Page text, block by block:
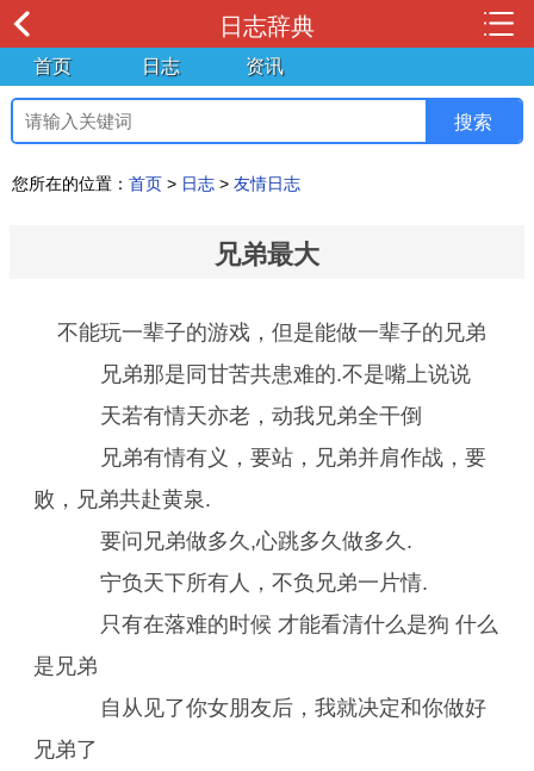
日志辞典
首页 日志 资讯
您所在的位置： 首页 > 日志 > 友情日志
兄弟最大
不能玩一辈子的游戏，但是能做一辈子的兄弟
兄弟那是同甘苦共患难的.不是嘴上说说
天若有情天亦老，动我兄弟全干倒
兄弟有情有义，要站，兄弟并肩作战，要
败，兄弟共赴黄泉.
要问兄弟做多久,心跳多久做多久.
宁负天下所有人，不负兄弟一片情.
只有在落难的时候 才能看清什么是狗 什么
是兄弟
自从见了你女朋友后，我就决定和你做好
兄弟了